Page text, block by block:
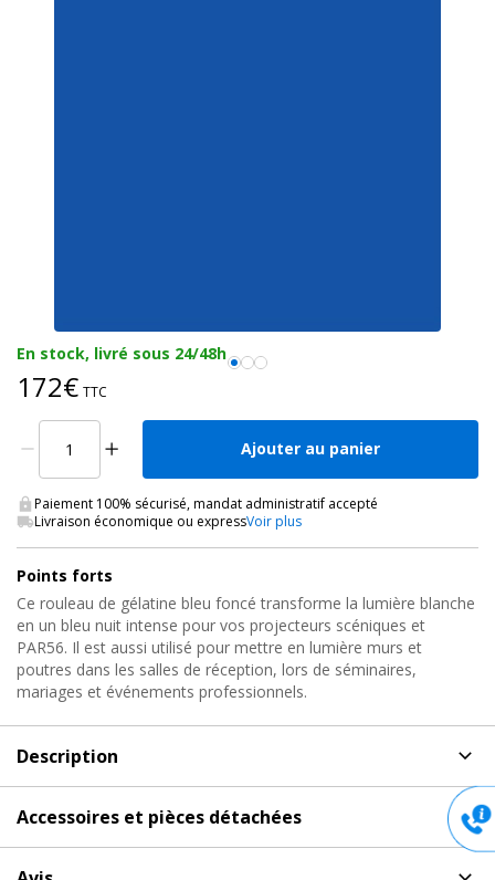
En stock, livré sous 24/48h
172€ TTC
Ajouter au panier
Paiement 100% sécurisé, mandat administratif accepté
Livraison économique ou expressVoir plus
Points forts
Ce rouleau de gélatine bleu foncé transforme la lumière blanche
en un bleu nuit intense pour vos projecteurs scéniques et
PAR56. Il est aussi utilisé pour mettre en lumière murs et
poutres dans les salles de réception, lors de séminaires,
mariages et événements professionnels.
Description
de Gélatine Projecteurs, GELA ROULEAU BLEU
FONCÉ Lee Filters
Filtre de Couleurs pour Projecteurs de Scènes et
Accessoires et pièces détachées